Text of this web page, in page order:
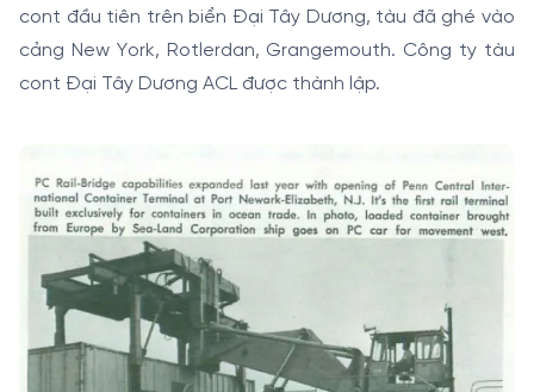
cont đầu tiên trên biển Đại Tây Dương, tàu đã ghé vào
cảng New York, Rotlerdan, Grangemouth. Công ty tàu
cont Đại Tây Dương ACL được thành lập.